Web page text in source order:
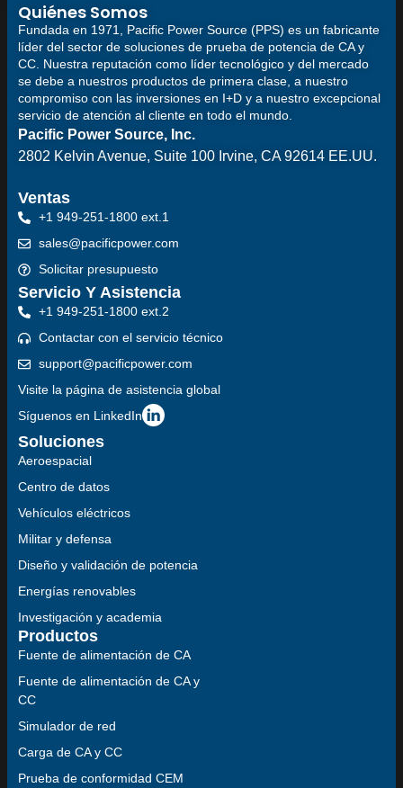
Quiénes Somos
Fundada en 1971, Pacific Power Source (PPS) es un fabricante
líder del sector de soluciones de prueba de potencia de CA y
CC. Nuestra reputación como líder tecnológico y del mercado
se debe a nuestros productos de primera clase, a nuestro
compromiso con las inversiones en I+D y a nuestro excepcional
servicio de atención al cliente en todo el mundo.
Pacific Power Source, Inc.
2802 Kelvin Avenue, Suite 100 Irvine, CA 92614 EE.UU.
Soluciones
Aeroespacial
Centro de datos
Vehículos eléctricos
Militar y defensa
Diseño y validación de potencia
Energías renovables
Investigación y academia
Productos
Fuente de alimentación de CA
Fuente de alimentación de CA y
CC
Simulador de red
Carga de CA y CC
Prueba de conformidad CEM
Ventas
+1 949-251-1800 ext.1
sales@pacificpower.com
Solicitar presupuesto
Servicio Y Asistencia
+1 949-251-1800 ext.2
Contactar con el servicio técnico
support@pacificpower.com
Visite la página de asistencia global
Síguenos en LinkedIn